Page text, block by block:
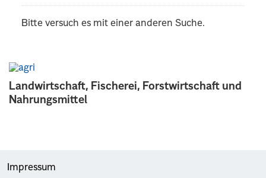
Landwirtschaft, Fischerei, Forstwirtschaft und
Nahrungsmittel
Bitte versuch es mit einer anderen Suche.
Impressum